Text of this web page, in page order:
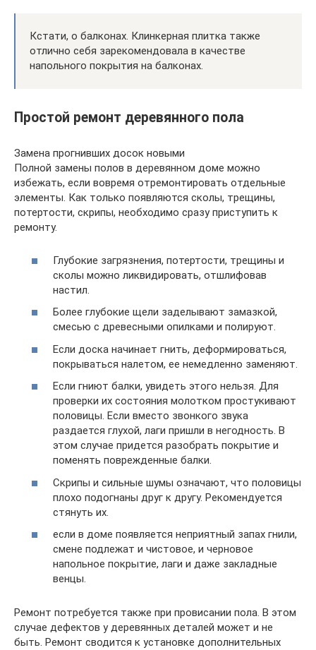
Кстати, о балконах. Клинкерная плитка также
отлично себя зарекомендовала в качестве
напольного покрытия на балконах.
Простой ремонт деревянного пола
Замена прогнивших досок новыми
Полной замены полов в деревянном доме можно
избежать, если вовремя отремонтировать отдельные
элементы. Как только появляются сколы, трещины,
потертости, скрипы, необходимо сразу приступить к
ремонту.
Глубокие загрязнения, потертости, трещины и
сколы можно ликвидировать, отшлифовав
настил.
Более глубокие щели заделывают замазкой,
смесью с древесными опилками и полируют.
Если доска начинает гнить, деформироваться,
покрываться налетом, ее немедленно заменяют.
Если гниют балки, увидеть этого нельзя. Для
проверки их состояния молотком простукивают
половицы. Если вместо звонкого звука
раздается глухой, лаги пришли в негодность. В
этом случае придется разобрать покрытие и
поменять поврежденные балки.
Скрипы и сильные шумы означают, что половицы
плохо подогнаны друг к другу. Рекомендуется
стянуть их.
если в доме появляется неприятный запах гнили,
смене подлежат и чистовое, и черновое
напольное покрытие, лаги и даже закладные
венцы.
Ремонт потребуется также при провисании пола. В этом
случае дефектов у деревянных деталей может и не
быть. Ремонт сводится к установке дополнительных